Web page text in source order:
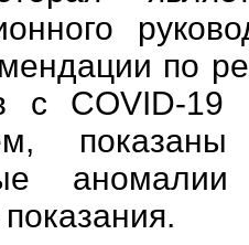
по
с COVID-